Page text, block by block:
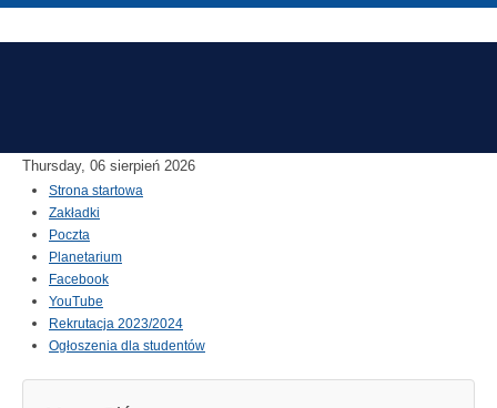
Thursday, 06 sierpień 2026
Strona startowa
Zakładki
Poczta
Planetarium
Facebook
YouTube
Rekrutacja 2023/2024
Ogłoszenia dla studentów